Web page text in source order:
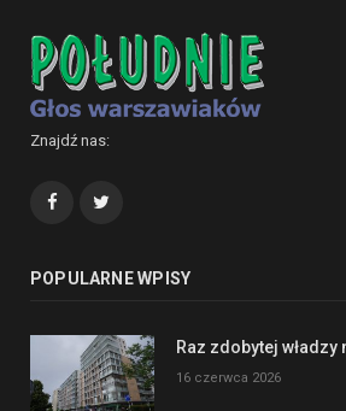
Znajdź nas:
Facebook
POPULARNE WPISY
Raz zdobytej
16 czerwca 2026